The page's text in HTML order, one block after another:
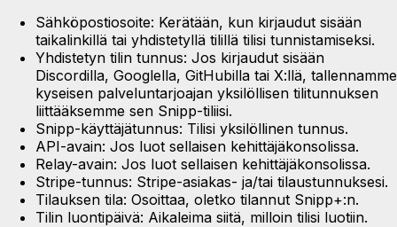
Sähköpostiosoite: Kerätään, kun kirjaudut sisään
taikalinkillä tai yhdistetyllä tilillä tilisi tunnistamiseksi.
Yhdistetyn tilin tunnus: Jos kirjaudut sisään
Discordilla, Googlella, GitHubilla tai X:llä, tallennamme
kyseisen palveluntarjoajan yksilöllisen tilitunnuksen
liittääksemme sen Snipp-tiliisi.
Snipp-käyttäjätunnus: Tilisi yksilöllinen tunnus.
API-avain: Jos luot sellaisen kehittäjäkonsolissa.
Relay-avain: Jos luot sellaisen kehittäjäkonsolissa.
Stripe-tunnus: Stripe-asiakas- ja/tai tilaustunnuksesi.
Tilauksen tila: Osoittaa, oletko tilannut Snipp+:n.
Tilin luontipäivä: Aikaleima siitä, milloin tilisi luotiin.